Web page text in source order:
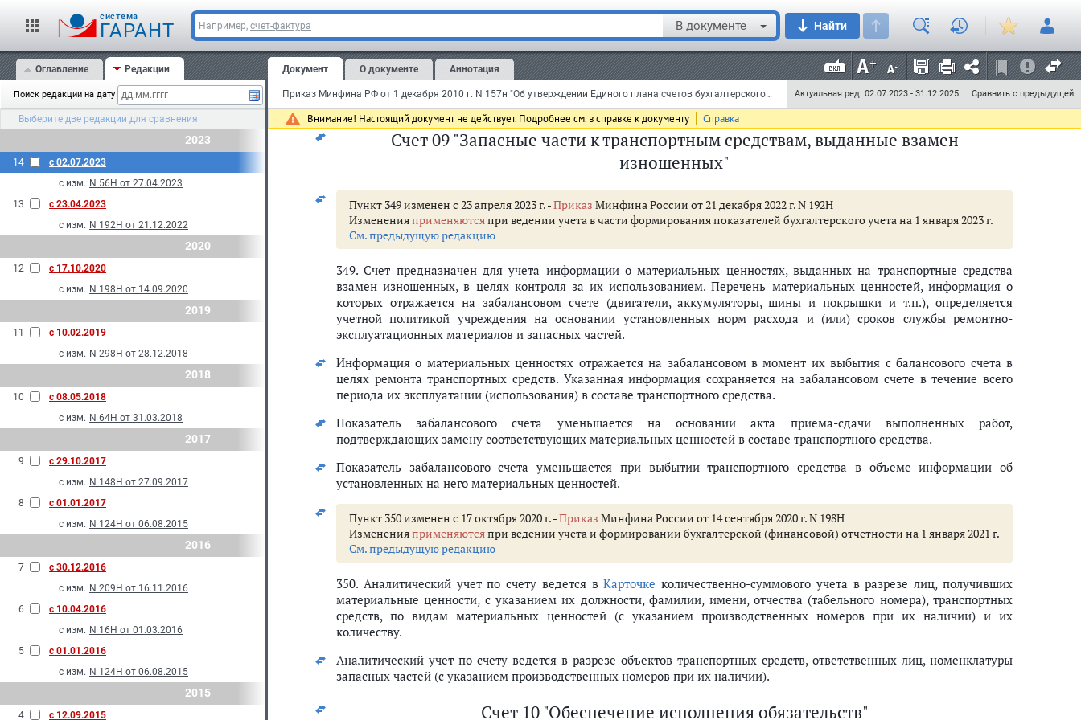
cистема
ГАРАНТ Например, счет-фактура В документе Найти
Оглавление Редакции
Поиск редакции на дату
Выберите две редакции для сравнения
2023
14
с 02.07.2023
с изм. N 56Н от 27.04.2023
13
с 23.04.2023
с изм. N 192Н от 21.12.2022
2020
12
с 17.10.2020
с изм. N 198Н от 14.09.2020
2019
11
с 10.02.2019
с изм. N 298Н от 28.12.2018
2018
10
с 08.05.2018
с изм. N 64Н от 31.03.2018
2017
9
с 29.10.2017
с изм. N 148Н от 27.09.2017
8
с 01.01.2017
с изм. N 124Н от 06.08.2015
2016
7
с 30.12.2016
с изм. N 209Н от 16.11.2016
6
с 10.04.2016
с изм. N 16Н от 01.03.2016
5
с 01.01.2016
с изм. N 124Н от 06.08.2015
2015
4 с 12.09.2015
Документ О документе Аннотация
Приказ Минфина РФ от 1 декабря 2010 г. N 157н "Об утверждении Единого плана счетов бухгалтерского учета для органов государственной власти (государственных органов), органов местного самоуправления, органов управления государственными внебюджетными фондами, государственных академий наук, государственных (муниципальных) учреждений и Инструкции по его применению" (с изменениями и дополнениями) (документ не действует) Актуальная ред. 02.07.2023 - 31.12.2025 Сравнить с предыдущей
Внимание! Настоящий документ не действует. Подробнее см. в справке к документу Справка
количественно-суммового учета материальных ценностей в разрезе
ответственных за их хранение и выдачу лиц, мест хранения по видам путевок, их количеству и номинальной
стоимости (условной оценке).
Аналитический учет по счету ведется в разрезе видов путевок (по наименованию, номеру, серии), контрагентов
(организаций, передавших путевки), правовых оснований, ответственных лиц, мест хранения.
Счет 09 "Запасные части к транспортным средствам, выданные взамен
изношенных"
Пункт 349 изменен с 23 апреля 2023 г. -Приказ Минфина России от 21 декабря 2022 г. N 192Н
Измененияприменяютсяпри ведении учета в части формирования показателей бухгалтерского учета на 1 января 2023 г.
См. предыдущую редакцию
349. Счет предназначен для учета информации о материальных ценностях, выданных на транспортные средства
взамен изношенных, в целях контроля за их использованием. Перечень материальных ценностей, информация о
которых отражается на забалансовом счете (двигатели, аккумуляторы, шины и покрышки и т.п.), определяется
учетной политикой учреждения на основании установленных норм расхода и (или) сроков службы ремонтно-
эксплуатационных материалов и запасных частей.
Информация о материальных ценностях отражается на забалансовом в момент их выбытия с балансового счета в
целях ремонта транспортных средств. Указанная информация сохраняется на забалансовом счете в течение всего
периода их эксплуатации (использования) в составе транспортного средства.
Показатель забалансового счета уменьшается на основании акта приема-сдачи выполненных работ,
подтверждающих замену соответствующих материальных ценностей в составе транспортного средства.
Показатель забалансового счета уменьшается при выбытии транспортного средства в объеме информации об
установленных на него материальных ценностей.
Пункт 350 изменен с 17 октября 2020 г. -Приказ Минфина России от 14 сентября 2020 г. N 198Н
Измененияприменяютсяпри ведении учета и формировании бухгалтерской (финансовой) отчетности на 1 января 2021 г.
См. предыдущую редакцию
350. Аналитический учет по счету ведется вКарточке количественно-суммового учета в разрезе лиц, получивших
материальные ценности, с указанием их должности, фамилии, имени, отчества (табельного номера), транспортных
средств, по видам материальных ценностей (с указанием производственных номеров при их наличии) и их
количеству.
Аналитический учет по счету ведется в разрезе объектов транспортных средств, ответственных лиц, номенклатуры
запасных частей (с указанием производственных номеров при их наличии).
Счет 10 "Обеспечение исполнения обязательств"